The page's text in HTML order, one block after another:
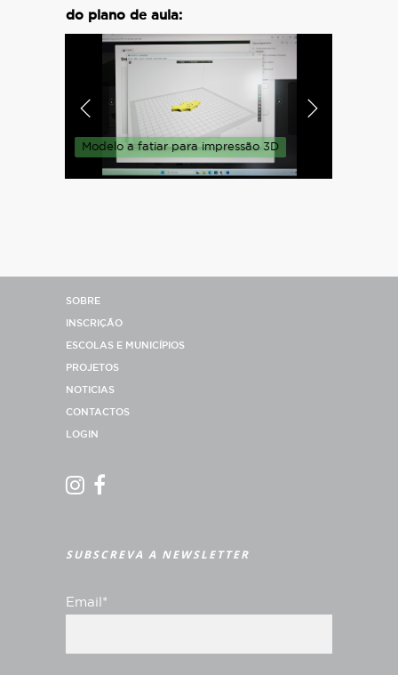
do plano de aula:
Modelo a fatiar para impressão 3D
SOBRE
INSCRIÇÃO
ESCOLAS E MUNICÍPIOS
PROJETOS
NOTICIAS
CONTACTOS
LOGIN
SUBSCREVA A NEWSLETTER
Email*